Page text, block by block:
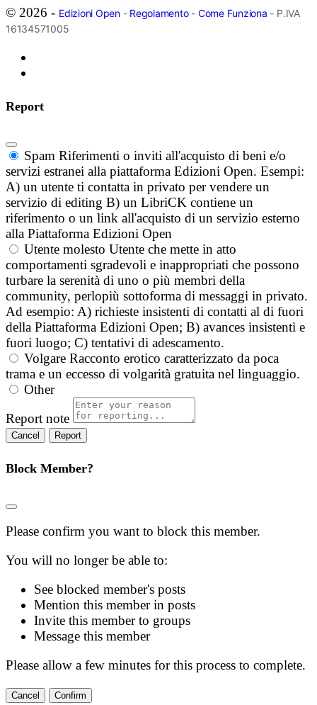
© 2026 - Edizioni Open- Regolamento- Come Funziona - P.IVA
16134571005
Report
Spam Riferimenti o inviti all'acquisto di beni e/o
servizi estranei alla piattaforma Edizioni Open. Esempi:
A) un utente ti contatta in privato per vendere un
servizio di editing B) un LibriCK contiene un
riferimento o un link all'acquisto di un servizio esterno
alla Piattaforma Edizioni Open
Utente molesto Utente che mette in atto
comportamenti sgradevoli e inappropriati che possono
turbare la serenità di uno o più membri della
community, perlopiù sottoforma di messaggi in privato.
Ad esempio: A) richieste insistenti di contatti al di fuori
della Piattaforma Edizioni Open; B) avances insistenti e
fuori luogo; C) tentativi di adescamento.
Volgare Racconto erotico caratterizzato da poca
trama e un eccesso di volgarità gratuita nel linguaggio.
Other
Report note
Report
Block Member?
Please confirm you want to block this member.
You will no longer be able to:
See blocked member's posts
Mention this member in posts
Invite this member to groups
Message this member
Please allow a few minutes for this process to complete.
Confirm